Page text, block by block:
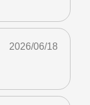
2026/06/18